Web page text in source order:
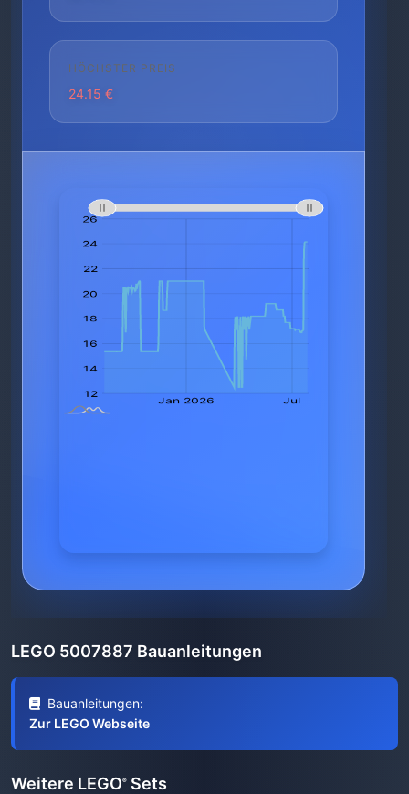
HÖCHSTER PREIS
24.15 €
LEGO 5007887 Bauanleitungen
Bauanleitungen:
Zur LEGO Webseite
Weitere LEGO® Sets